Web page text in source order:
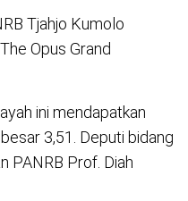
Tjahjo Kumolo
Opus Grand
ini mendapatkan
3,51. Deputi bidang
PANRB Prof. Diah